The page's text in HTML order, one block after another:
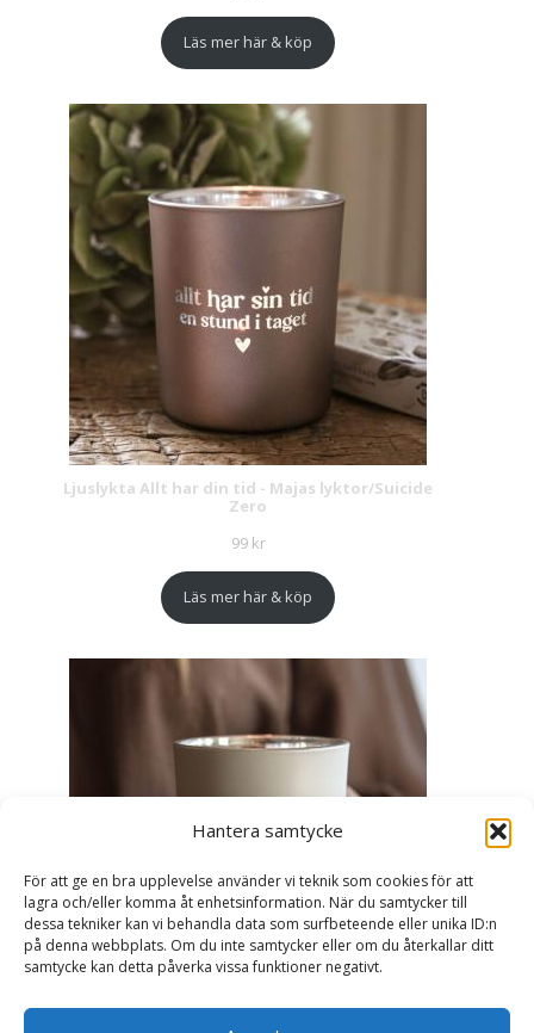
Hantera samtycke
För att ge en bra upplevelse använder vi teknik som cookies för att
lagra och/eller komma åt enhetsinformation. När du samtycker till
dessa tekniker kan vi behandla data som surfbeteende eller unika ID:n
på denna webbplats. Om du inte samtycker eller om du återkallar ditt
samtycke kan detta påverka vissa funktioner negativt.
Läs mer här & köp
Ljuslykta Allt har din tid - Majas lyktor/Suicide
Zero
99 kr
Läs mer här & köp